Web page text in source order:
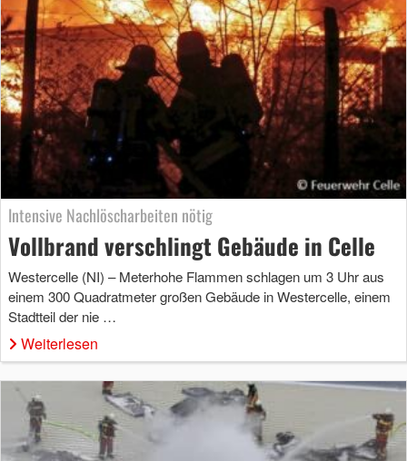
Intensive Nachlöscharbeiten nötig
Vollbrand verschlingt Gebäude in Celle
Westercelle (NI) – Meterhohe Flammen schlagen um 3 Uhr aus
einem 300 Quadratmeter großen Gebäude in Westercelle, einem
Stadtteil der nie …
Weiterlesen